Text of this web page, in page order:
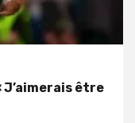
être